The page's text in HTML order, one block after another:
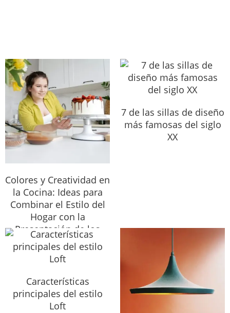
Colores y Creatividad en
la Cocina: Ideas para
Combinar el Estilo del
Hogar con la
Presentación de los
Platos
7 de las sillas de diseño
más famosas del siglo
XX
Características
principales del estilo
Loft